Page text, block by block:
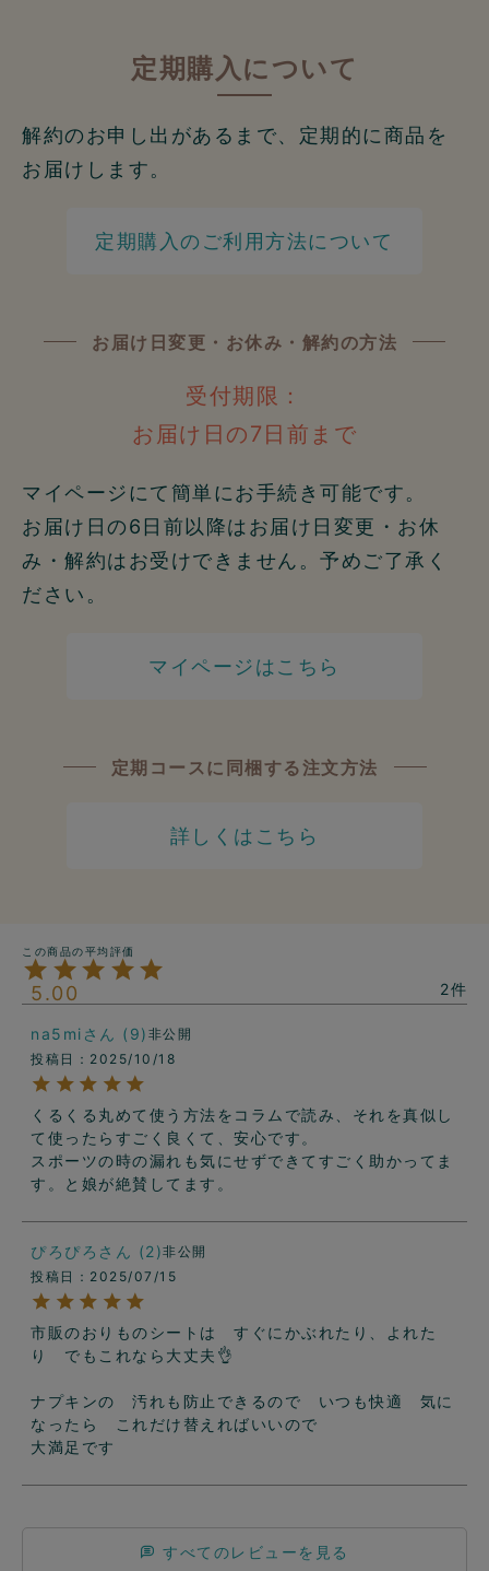
定期購入について
解約のお申し出があるまで、定期的に商品を
お届けします。
定期購入のご利用方法について
お届け日変更・お休み・解約の方法
受付期限：
お届け日の7日前まで
マイページにて簡単にお手続き可能です。
お届け日の6日前以降はお届け日変更・お休
み・解約はお受けできません。予めご了承く
ださい。
マイページはこちら
定期コースに同梱する注文方法
詳しくはこちら
5.00 2
na5mi 9 非公開
投稿日
2025/10/18
くるくる丸めて使う方法をコラムで読み、それを真似し
て使ったらすごく良くて、安心です。
スポーツの時の漏れも気にせずできてすごく助かってま
ぴろぴろ 2 非公開
投稿日
2025/07/15
市販のおりものシートは　すぐにかぶれたり、よれた
り　でもこれなら大丈夫👌
ナプキンの　汚れも防止できるので　いつも快適　気に
なったら　これだけ替えればいいので
大満足です
すべてのレビューを見る